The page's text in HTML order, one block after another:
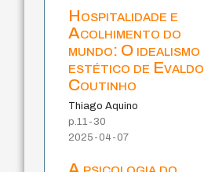
Hospitalidade e
Acolhimento do
mundo: O idealismo
estético de Evaldo
Coutinho
Thiago Aquino
p.11-30
2025-04-07